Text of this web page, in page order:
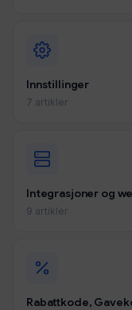
Innstillinger
7 artikler
Integrasjoner og
9 artikler
Rabattkode,